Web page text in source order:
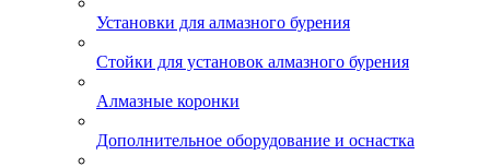
Установки для алмазного бурения
Стойки для установок алмазного бурения
Алмазные коронки
Дополнительное оборудование и оснастка